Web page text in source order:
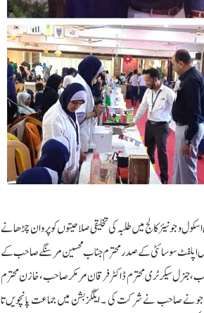
و جونیئر کالج میں طلبہ کی تخلیقی صلاحیتوں کو پروان چڑھانے
اپلفٹ سوسائٹی کے صدر محترم جناب محسین مرسنگے صاحب کے
جنرل سیکرٹری محترم ڈاکٹر فرقان مرمکر صاحب، خازن محترم
صاحب نے شرکت کی ۔ ایکگزبشن میں جماعت پانچویں تا